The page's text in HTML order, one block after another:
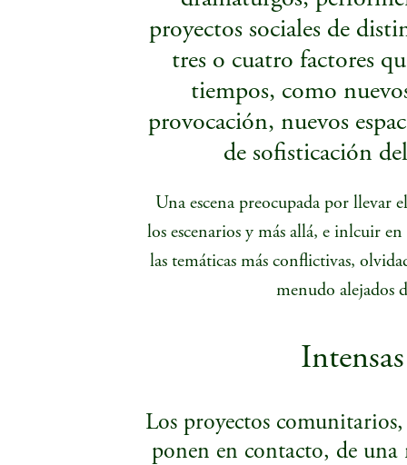
proyectos sociales de
tres o cuatro factores
tiempos, como
provocación, nuevos
de sofisticación
Una escena preocupada por llevar
los escenarios y más allá, e inlcuir en
las temáticas más conflictivas,
menudo alejados
Los proyectos
ponen en contacto, de una